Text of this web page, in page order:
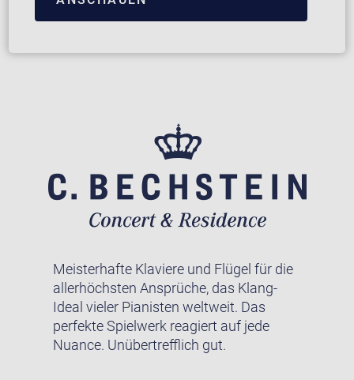
Meisterhafte Klaviere und Flügel für die
allerhöchsten Ansprüche, das Klang-
Ideal vieler Pianisten weltweit. Das
perfekte Spielwerk reagiert auf jede
Nuance. Unübertrefflich gut.